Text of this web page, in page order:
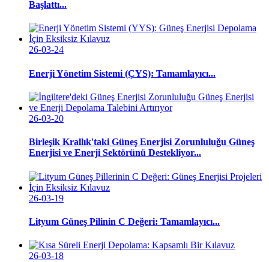
Başlattı...
26-03-24
Enerji Yönetim Sistemi (ÇYS): Tamamlayıcı...
26-03-20
Birleşik Krallık'taki Güneş Enerjisi Zorunluluğu Güneş
Enerjisi ve Enerji Sektörünü Destekliyor...
26-03-19
Lityum Güneş Pilinin C Değeri: Tamamlayıcı...
26-03-18